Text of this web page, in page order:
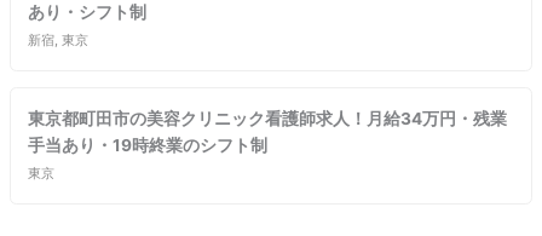
あり・シフト制
新宿, 東京
東京都町田市の美容クリニック看護師求人！月給34万円・残業
手当あり・19時終業のシフト制
東京